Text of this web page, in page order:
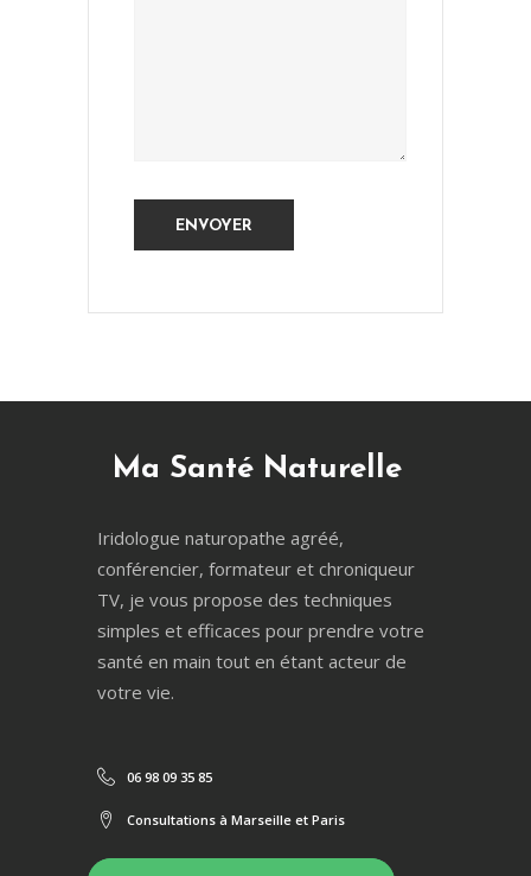
Ma Santé Naturelle
Iridologue naturopathe agréé,
conférencier, formateur et chroniqueur
TV, je vous propose des techniques
simples et efficaces pour prendre votre
santé en main tout en étant acteur de
votre vie.
06 98 09 35 85
Consultations à Marseille et Paris